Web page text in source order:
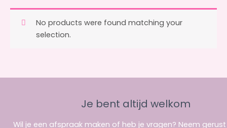
No products were found matching your
selection.
Je bent altijd welkom
Wil je een afspraak maken of heb je vragen? Neem